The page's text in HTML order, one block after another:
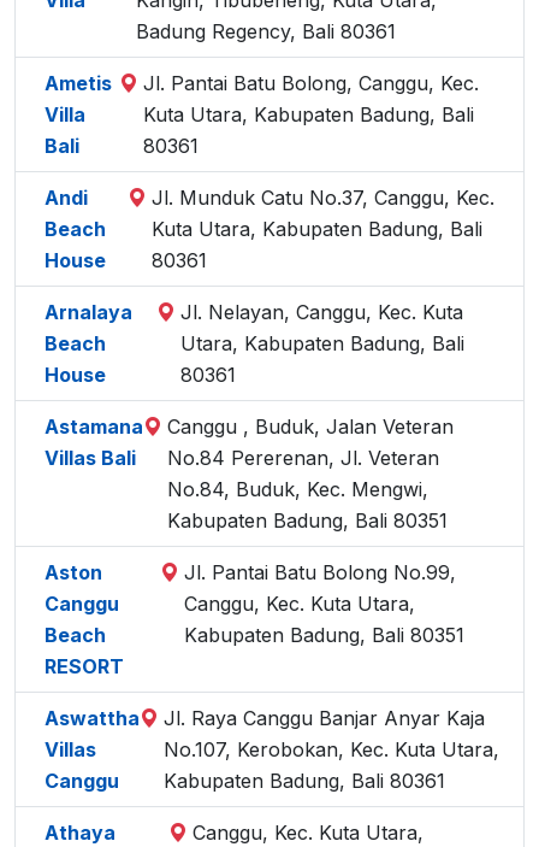
Badung Regency, Bali 80361
Ametis
Villa
Bali
Jl. Pantai Batu Bolong, Canggu, Kec.
Kuta Utara, Kabupaten Badung, Bali
80361
Andi
Beach
House
Jl. Munduk Catu No.37, Canggu, Kec.
Kuta Utara, Kabupaten Badung, Bali
80361
Arnalaya
Beach
House
Jl. Nelayan, Canggu, Kec. Kuta
Utara, Kabupaten Badung, Bali
80361
Astamana
Villas Bali
Canggu , Buduk, Jalan Veteran
No.84 Pererenan, Jl. Veteran
No.84, Buduk, Kec. Mengwi,
Kabupaten Badung, Bali 80351
Aston
Canggu
Beach
RESORT
Jl. Pantai Batu Bolong No.99,
Canggu, Kec. Kuta Utara,
Kabupaten Badung, Bali 80351
Aswattha
Villas
Canggu
Jl. Raya Canggu Banjar Anyar Kaja
No.107, Kerobokan, Kec. Kuta Utara,
Kabupaten Badung, Bali 80361
Athaya Canggu, Kec. Kuta Utara,